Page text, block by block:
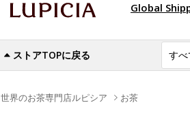
Global
ストアTOPに戻る
世界のお茶専門店ルピシア お茶